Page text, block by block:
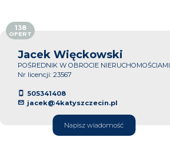
Jacek Więckowski
POŚREDNIK W OBROCIE NIERUCHOMOŚCIAMI
Nr licencji: 23567
505341408
jacek@4katyszczecin.pl
Napisz wiadomość
138
OFERT